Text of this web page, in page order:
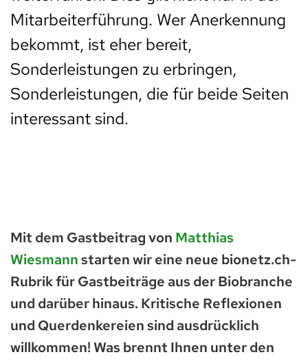
Mitarbeiterführung. Wer Anerkennung
bekommt, ist eher bereit,
Sonderleistungen zu erbringen,
Sonderleistungen, die für beide Seiten
interessant sind.
Mit dem Gastbeitrag von Matthias
Wiesmannstarten wir eine neue bionetz.ch-
Rubrik für Gastbeiträge aus der Biobranche
und darüber hinaus. Kritische Reflexionen
und Querdenkereien sind ausdrücklich
willkommen! Was brennt Ihnen unter den